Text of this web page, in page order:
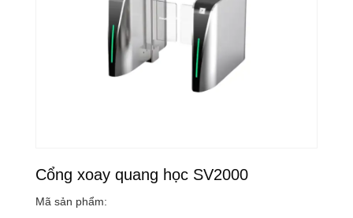
Cổng xoay quang học SV2000
Mã sản phẩm: